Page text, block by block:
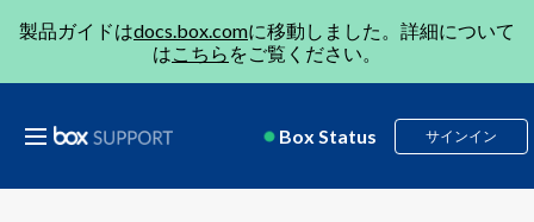
製品ガイドはdocs.box.comに移動しました。詳細について
はこちら をご覧ください。
Box Status サインイン